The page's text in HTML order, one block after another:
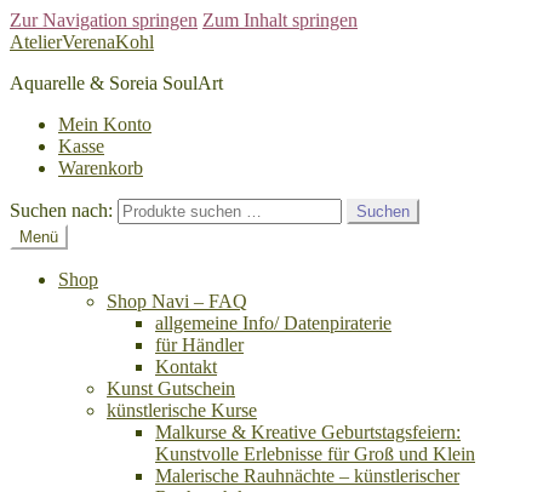
Zur Navigation springen Zum Inhalt springen
AtelierVerenaKohl
Aquarelle & Soreia SoulArt
Mein Konto
Kasse
Warenkorb
Suchen nach:
Suchen
Menü
Shop
Shop Navi – FAQ
allgemeine Info/ Datenpiraterie
für Händler
Kontakt
Kunst Gutschein
künstlerische Kurse
Malkurse & Kreative Geburtstagsfeiern:
Kunstvolle Erlebnisse für Groß und Klein
Malerische Rauhnächte – künstlerischer